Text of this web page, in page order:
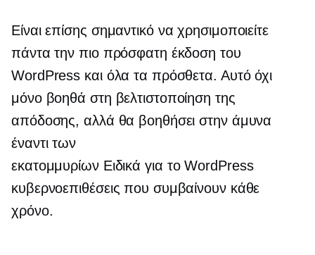
Είναι επίσης σημαντικό να χρησιμοποιείτε
πάντα την πιο πρόσφατη έκδοση του
WordPress και όλα τα πρόσθετα. Αυτό όχι
μόνο βοηθά στη βελτιστοποίηση της
απόδοσης, αλλά θα βοηθήσει στην άμυνα
έναντι των
εκατομμυρίων Ειδικά για το WordPress
κυβερνοεπιθέσεις που συμβαίνουν κάθε
χρόνο.